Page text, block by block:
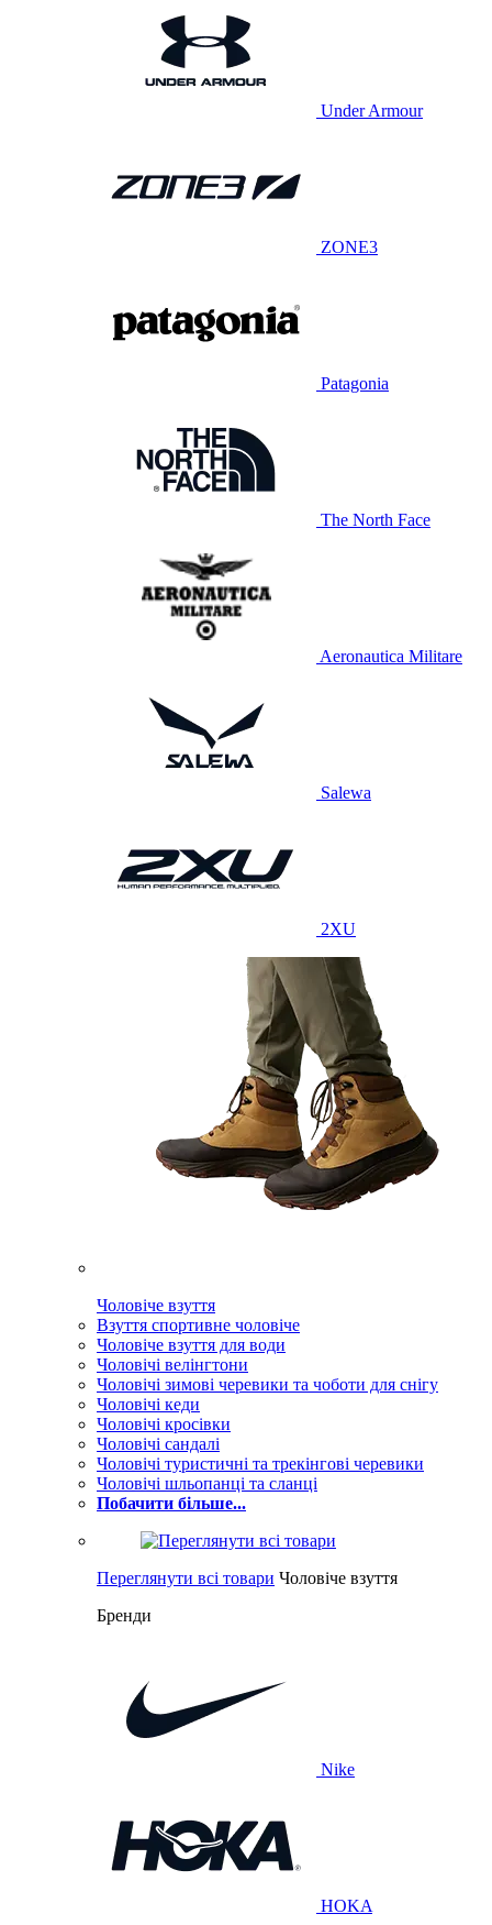
Under Armour
ZONE3
Patagonia
The North Face
Aeronautica Militare
Salewa
2XU
Чоловіче взуття
Взуття спортивне чоловіче
Чоловіче взуття для води
Чоловічі велінгтони
Чоловічі зимові черевики та чоботи для снігу
Чоловічі кеди
Чоловічі кросівки
Чоловічі сандалі
Чоловічі туристичні та трекінгові черевики
Чоловічі шльопанці та сланці
Побачити більше...
Переглянути всі товари Чоловіче взуття
Бренди
Nike
HOKA